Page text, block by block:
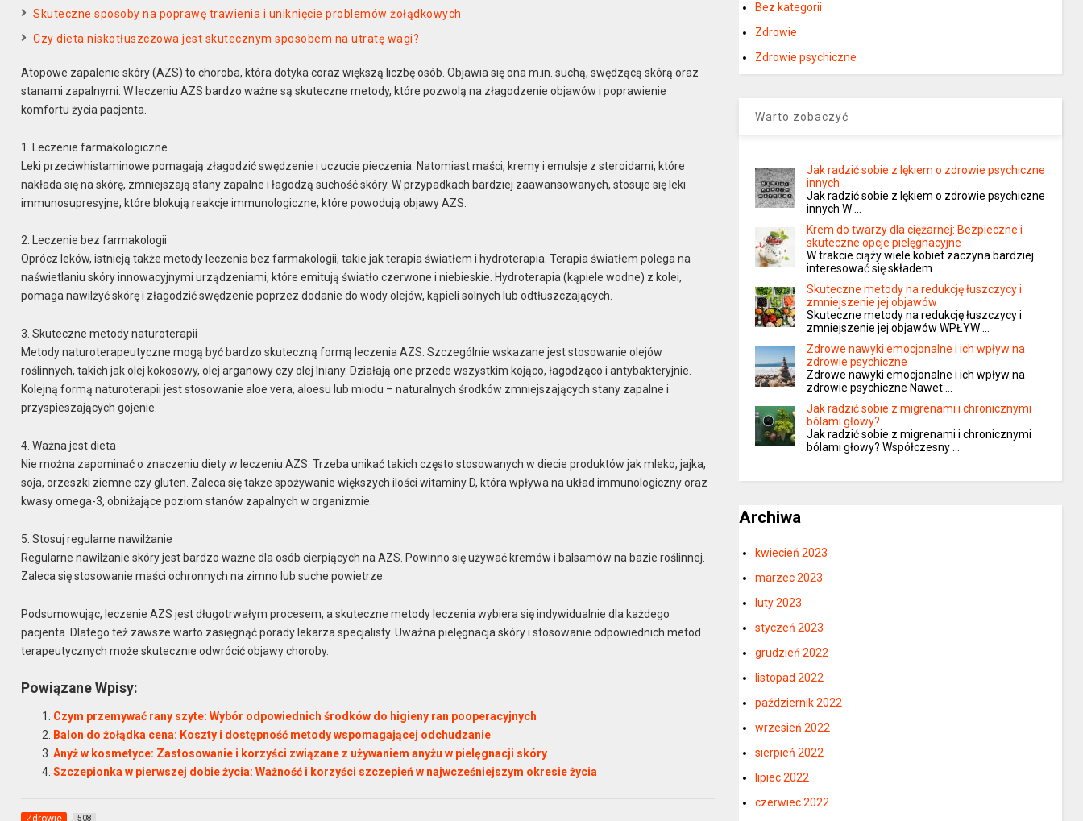
Skuteczne sposoby na poprawę trawienia i uniknięcie problemów żołądkowych
Czy dieta niskotłuszczowa jest skutecznym sposobem na utratę wagi?
Atopowe zapalenie skóry (AZS) to choroba, która dotyka coraz większą liczbę osób. Objawia się ona m.in. suchą, swędzącą skórą oraz
stanami zapalnymi. W leczeniu AZS bardzo ważne są skuteczne metody, które pozwolą na złagodzenie objawów i poprawienie
komfortu życia pacjenta.
1. Leczenie farmakologiczne
Leki przeciwhistaminowe pomagają złagodzić swędzenie i uczucie pieczenia. Natomiast maści, kremy i emulsje z steroidami, które
nakłada się na skórę, zmniejszają stany zapalne i łagodzą suchość skóry. W przypadkach bardziej zaawansowanych, stosuje się leki
immunosupresyjne, które blokują reakcje immunologiczne, które powodują objawy AZS.
2. Leczenie bez farmakologii
Oprócz leków, istnieją także metody leczenia bez farmakologii, takie jak terapia światłem i hydroterapia. Terapia światłem polega na
naświetlaniu skóry innowacyjnymi urządzeniami, które emitują światło czerwone i niebieskie. Hydroterapia (kąpiele wodne) z kolei,
pomaga nawilżyć skórę i złagodzić swędzenie poprzez dodanie do wody olejów, kąpieli solnych lub odtłuszczających.
3. Skuteczne metody naturoterapii
Metody naturoterapeutyczne mogą być bardzo skuteczną formą leczenia AZS. Szczególnie wskazane jest stosowanie olejów
roślinnych, takich jak olej kokosowy, olej arganowy czy olej lniany. Działają one przede wszystkim kojąco, łagodząco i antybakteryjnie.
Kolejną formą naturoterapii jest stosowanie aloe vera, aloesu lub miodu – naturalnych środków zmniejszających stany zapalne i
przyspieszających gojenie.
4. Ważna jest dieta
Nie można zapominać o znaczeniu diety w leczeniu AZS. Trzeba unikać takich często stosowanych w diecie produktów jak mleko, jajka,
soja, orzeszki ziemne czy gluten. Zaleca się także spożywanie większych ilości witaminy D, która wpływa na układ immunologiczny oraz
kwasy omega-3, obniżające poziom stanów zapalnych w organizmie.
5. Stosuj regularne nawilżanie
Regularne nawilżanie skóry jest bardzo ważne dla osób cierpiących na AZS. Powinno się używać kremów i balsamów na bazie roślinnej.
Zaleca się stosowanie maści ochronnych na zimno lub suche powietrze.
Podsumowując, leczenie AZS jest długotrwałym procesem, a skuteczne metody leczenia wybiera się indywidualnie dla każdego
pacjenta. Dlatego też zawsze warto zasięgnąć porady lekarza specjalisty. Uważna pielęgnacja skóry i stosowanie odpowiednich metod
terapeutycznych może skutecznie odwrócić objawy choroby.
Powiązane Wpisy:
Czym przemywać rany szyte: Wybór odpowiednich środków do higieny ran pooperacyjnych
Balon do żołądka cena: Koszty i dostępność metody wspomagającej odchudzanie
Anyż w kosmetyce: Zastosowanie i korzyści związane z używaniem anyżu w pielęgnacji skóry
Szczepionka w pierwszej dobie życia: Ważność i korzyści szczepień w najwcześniejszym okresie życia
Zdrowie 508
Bez kategorii
Zdrowie
Zdrowie psychiczne
Warto zobaczyć
Jak radzić sobie z lękiem o zdrowie psychiczne
innych
Jak radzić sobie z lękiem o zdrowie psychiczne
innych W …
Krem do twarzy dla ciężarnej: Bezpieczne i
skuteczne opcje pielęgnacyjne
W trakcie ciąży wiele kobiet zaczyna bardziej
interesować się składem …
Skuteczne metody na redukcję łuszczycy i
zmniejszenie jej objawów
Skuteczne metody na redukcję łuszczycy i
zmniejszenie jej objawów WPŁYW …
Zdrowe nawyki emocjonalne i ich wpływ na
zdrowie psychiczne
Zdrowe nawyki emocjonalne i ich wpływ na
zdrowie psychiczne Nawet …
Jak radzić sobie z migrenami i chronicznymi
bólami głowy?
Jak radzić sobie z migrenami i chronicznymi
bólami głowy? Współczesny …
Archiwa
kwiecień 2023
marzec 2023
luty 2023
styczeń 2023
grudzień 2022
listopad 2022
październik 2022
wrzesień 2022
sierpień 2022
lipiec 2022
czerwiec 2022